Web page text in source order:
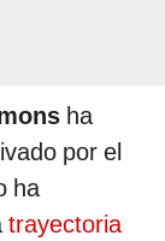
ha
por el
ha
trayectoria